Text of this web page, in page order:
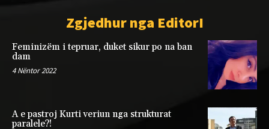
Zgjedhur nga EditorI
Feminizëm i tepruar, duket sikur po na ban
dam
4 Nëntor 2022
A e pastroj Kurti veriun nga strukturat
paralele?!